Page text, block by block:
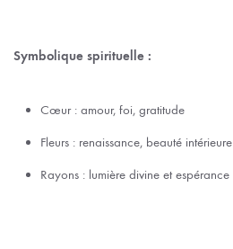
Symbolique spirituelle :
Cœur : amour, foi, gratitude
Fleurs : renaissance, beauté intérieure
Rayons : lumière divine et espérance